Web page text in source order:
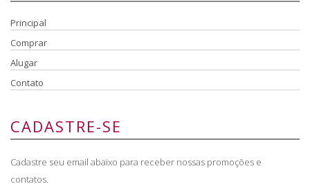
Principal
Comprar
Alugar
Contato
CADASTRE-SE
Cadastre seu email abaixo para receber nossas promoções e
contatos.